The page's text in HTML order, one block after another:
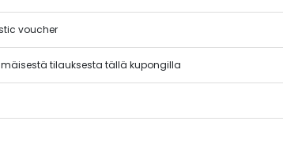
voucher
tilauksesta tällä kupongilla